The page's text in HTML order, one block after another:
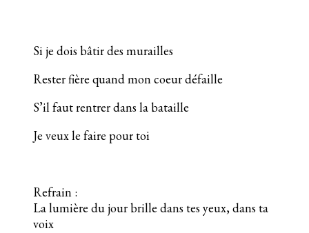
Si je dois bâtir des murailles
Rester fière quand mon coeur défaille
S’il faut rentrer dans la bataille
Je veux le faire pour toi
Refrain :
La lumière du jour brille dans tes yeux, dans ta
voix